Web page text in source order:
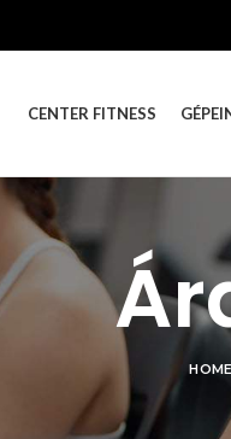
CENTER FITNESS
HOME